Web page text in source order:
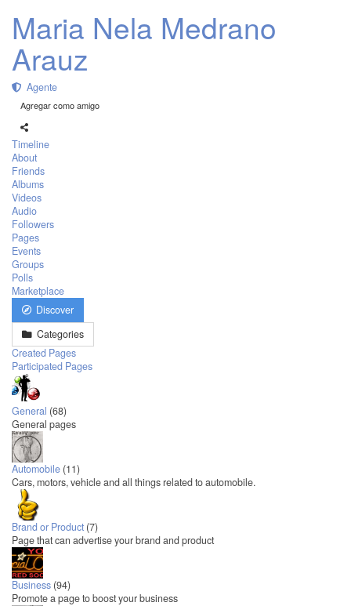
Maria Nela Medrano
Arauz
Agente
Agregar como amigo
Timeline
About
Friends
Albums
Videos
Audio
Followers
Pages
Events
Groups
Polls
Marketplace
Discover
Categories
Created Pages
Participated Pages
General (68)
General pages
Automobile (11)
Cars, motors, vehicle and all things related to automobile.
Brand or Product (7)
Page that can advertise your brand and product
Business (94)
Promote a page to boost your business